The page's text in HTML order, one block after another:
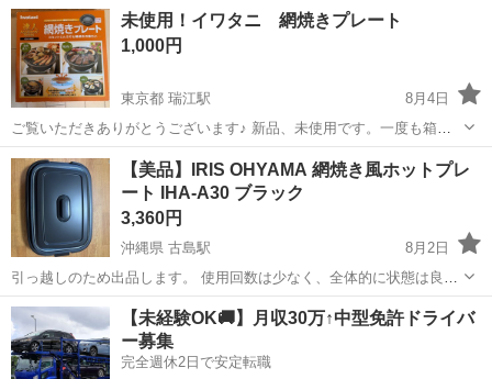
未使用！イワタニ 網焼きプレート
1,000円
東京都 瑞江駅
8月4日
ご覧いただきありがとうございます♪ 新品、未使用です。一度も箱か
ら出していません。 【希望取引場所】南篠崎たぶのき公園 【希望取引
日時】平日 17時半以降、土曜、日曜 上記の条件に合わせてくださる
方を優先させていただき...
東京 江戸川区 瑞江駅 網焼き
【美品】IRIS OHYAMA 網焼き風ホットプレ
ート IHA-A30 ブラック
3,360円
沖縄県 古島駅
8月2日
引っ越しのため出品します。 使用回数は少なく、全体的に状態は良い
と思います。 動作確認済みです。 プレートや本体はできる限り清掃し
てお渡しします。 【付属品】 ・本体 ・平面プレート ・焼肉プレート
・ふた ・電源コー...
沖縄 浦添市 古島駅 キッチン家電
【未経験OK🚚】月収30万↑中型免許ドライバ
ー募集
完全週休2日で安定転職